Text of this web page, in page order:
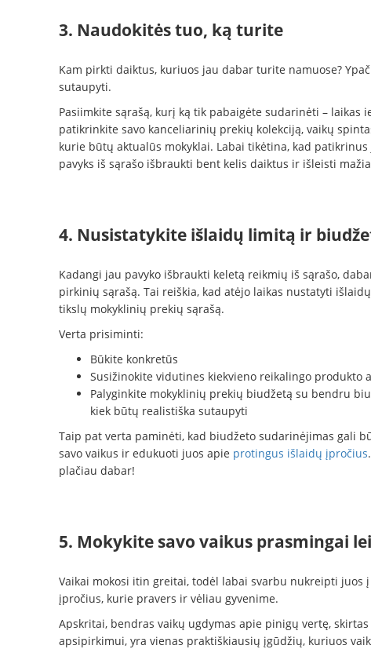
3. Naudokitės tuo, ką turite
Kam pirkti daiktus, kuriuos jau dabar turite namuose?
sutaupyti.
Pasiimkite sąrašą, kurį ką tik pabaigėte sudarinėti – laikas
patikrinkite savo kanceliarinių prekių kolekciją, vaikų
kurie būtų aktualūs mokyklai. Labai tikėtina, kad
pavyks iš sąrašo išbraukti bent kelis daiktus ir išleisti
4. Nusistatykite išlaidų limitą ir
Kadangi jau pavyko išbraukti keletą reikmių iš sąrašo,
pirkinių sąrašą. Tai reiškia, kad atėjo laikas nustatyti
tikslų mokyklinių prekių sąrašą.
Verta prisiminti:
Būkite konkretūs
Susižinokite vidutines kiekvieno reikalingo produkto
Palyginkite mokyklinių prekių biudžetą su bendru
kiek būtų realistiška sutaupyti
Taip pat verta paminėti, kad biudžeto sudarinėjimas gali
savo vaikus ir edukuoti juos apie protingus išlaidų įpročius
plačiau dabar!
5. Mokykite savo vaikus prasmingai
Vaikai mokosi itin greitai, todėl labai svarbu nukreipti juos
įpročius, kurie pravers ir vėliau gyvenime.
Apskritai, bendras vaikų ugdymas apie pinigų vertę,
apsipirkimui, yra vienas praktiškiausių įgūdžių, kuriuos